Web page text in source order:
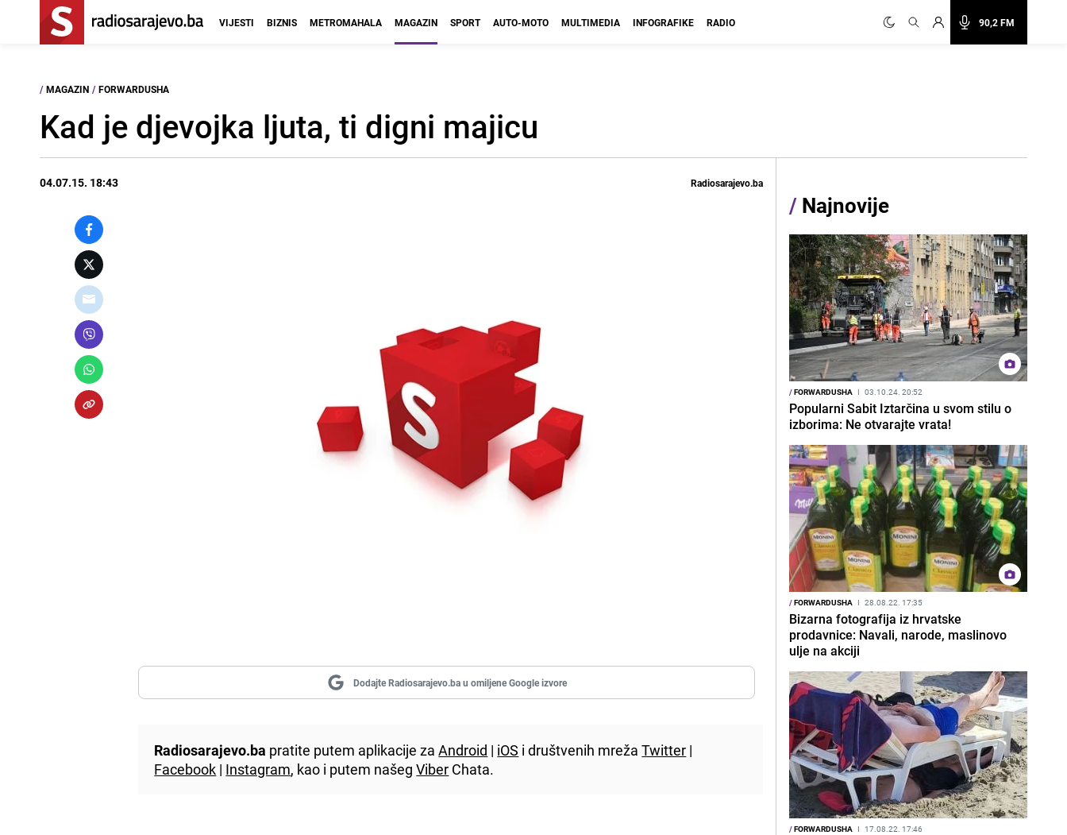
90,2 FM
VIJESTI BIZNIS METROMAHALA MAGAZIN SPORT AUTO-MOTO MULTIMEDIA INFOGRAFIKE RADIO
/ MAGAZIN / FORWARDUSHA
Kad je djevojka ljuta, ti digni majicu
04.07.15. 18:43 Radiosarajevo.ba
Dodajte Radiosarajevo.ba u omiljene Google izvore
Radiosarajevo.ba pratite putem aplikacije zaAndroid | iOS i društvenih mrežaTwitter |
Facebook | Instagram, kao i putem našegViber Chata.
/ Najnovije
/FORWARDUSHA I 03.10.24. 20:52
Popularni Sabit Iztarčina u svom stilu o
izborima: Ne otvarajte vrata!
/FORWARDUSHA I 28.08.22. 17:35
Bizarna fotografija iz hrvatske
prodavnice: Navali, narode, maslinovo
ulje na akciji
/FORWARDUSHA I 17.08.22. 17:46